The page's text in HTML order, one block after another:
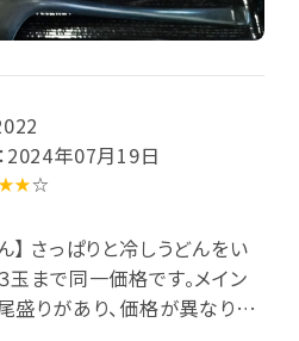
2024年07月19日
☆
】 さっぱりと冷しうどんをい
玉まで同一価格です。メイン
盛りがあり、価格が異なりま